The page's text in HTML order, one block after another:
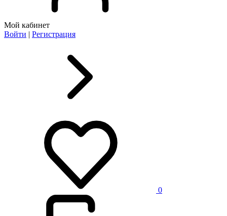
Мой кабинет
Войти | Регистрация
0